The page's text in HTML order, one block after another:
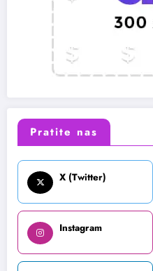
Pratite nas
X (Twitter)
Instagram